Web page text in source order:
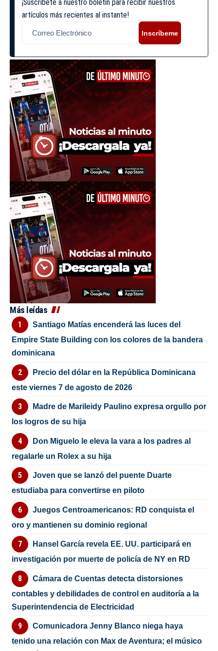
¡Suscríbete a nuestro boletín para recibir nuestros
artículos más recientes al instante!
Inscríbeme
Más leídas
Santiago Matías encenderá las luces del
Empire State Building con los colores de la bandera
dominicana
Precio del dólar en la República Dominicana
este viernes 7 de agosto de 2026
Madre de Marileidy Paulino expresa orgullo por
los logros de su hija
Don Miguelo le eleva la vara a los padres al
regalarle un Rolex a su hija
Joven que se lanzó del puente Duarte
estudiaba para convertirse en piloto
Juegos Centroamericanos: RD conquista el
oro y mantienen su dominio regional
Hansel García revela EE. UU. participará en
investigación por muerte de policía de NY en RD
Cámara de Cuentas detecta distorsiones
contables y debilidades de control en auditoría a la
Superintendencia de Electricidad
Comunicadora Jenny Blanco niega haya
tenido una relación con Max de Aventura; el músico